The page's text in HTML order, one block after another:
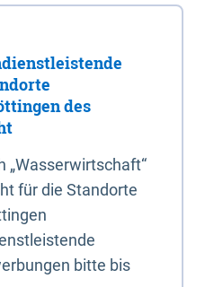
des
„Wasserwirtschaft“
für die Standorte
bitte bis